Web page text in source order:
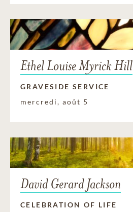
Ethel Louise Myrick Hill
GRAVESIDE SERVICE
mercredi, août 5
David Gerard Jackson
CELEBRATION OF LIFE